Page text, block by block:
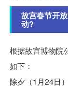
故宫春节开
动?
根据故宫博物院
如下：
除夕（1月24日